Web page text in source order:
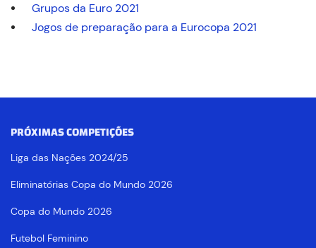
Grupos da Euro 2021
Jogos de preparação para a Eurocopa 2021
PRÓXIMAS COMPETIÇÕES
Liga das Nações 2024/25
Eliminatórias Copa do Mundo 2026
Copa do Mundo 2026
Futebol Feminino